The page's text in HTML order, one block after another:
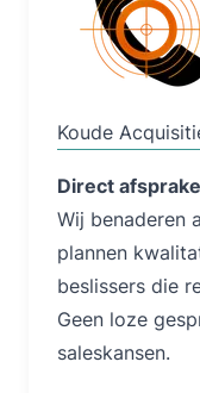
Koude
Direct
Wij benaderen
plannen
beslissers die
Geen loze
saleskansen.